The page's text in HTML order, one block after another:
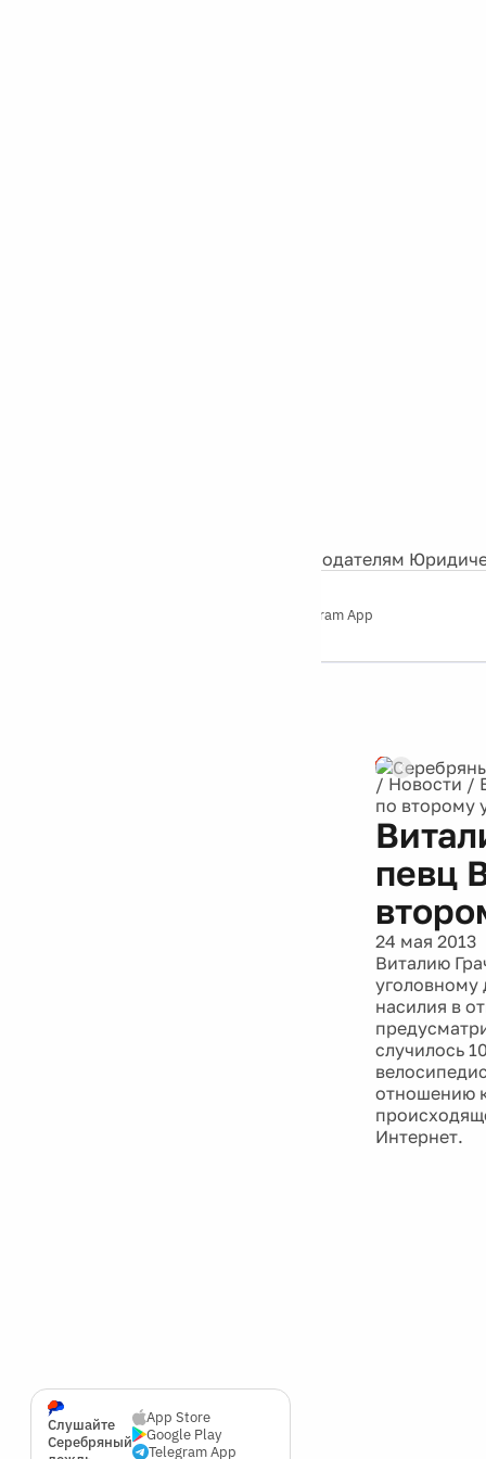
Рекламодателям
Telegram App
Слушайте
Серебряный
App Store
Google Play
Telegram App
/ Новости /
по второму
певц
24 мая 2013
Виталию
уголовному
насилия в
случилось
отношению
Интернет.